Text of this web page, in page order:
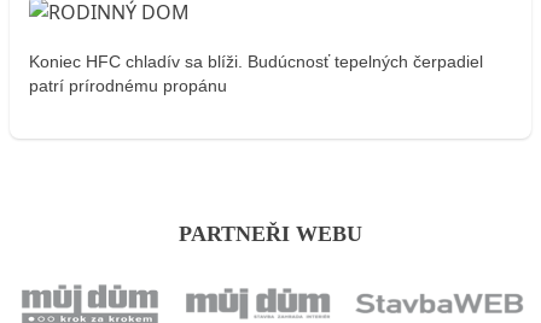
Koniec HFC chladív sa blíži. Budúcnosť tepelných čerpadiel
patrí prírodnému propánu
PARTNEŘI WEBU